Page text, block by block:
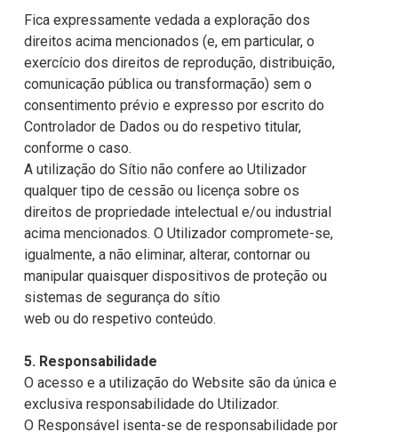
Fica expressamente vedada a exploração dos
direitos acima mencionados (e, em particular, o
exercício dos direitos de reprodução, distribuição,
comunicação pública ou transformação) sem o
consentimento prévio e expresso por escrito do
Controlador de Dados ou do respetivo titular,
conforme o caso.
A utilização do Sítio não confere ao Utilizador
qualquer tipo de cessão ou licença sobre os
direitos de propriedade intelectual e/ou industrial
acima mencionados. O Utilizador compromete-se,
igualmente, a não eliminar, alterar, contornar ou
manipular quaisquer dispositivos de proteção ou
sistemas de segurança do sítio
web ou do respetivo conteúdo.
5. Responsabilidade
O acesso e a utilização do Website são da única e
exclusiva responsabilidade do Utilizador.
O Responsável isenta-se de responsabilidade por